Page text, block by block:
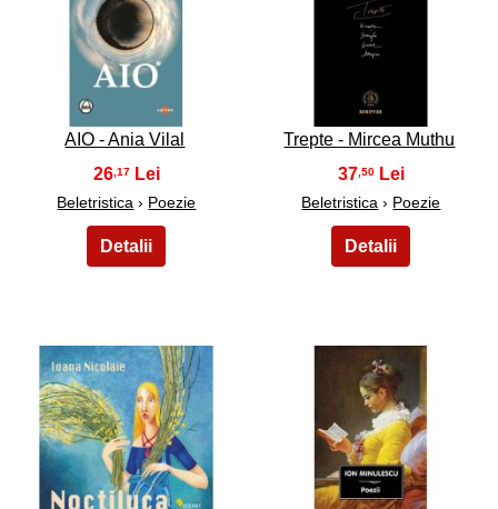
17
AIO - Ania Vilal
26,17
Beletristica › Poezie
18
Trepte - Mircea Muthu
37,50
Beletristica › Poezie
19 20